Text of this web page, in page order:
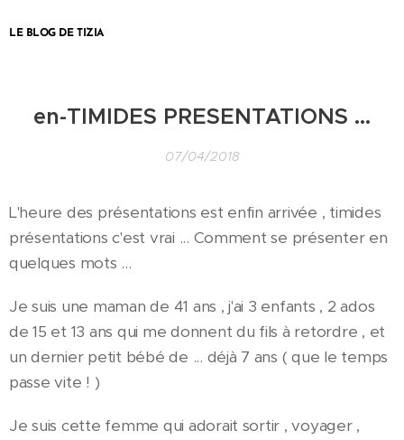
LE BLOG DE TIZIA
en-TIMIDES PRESENTATIONS ...
07/04/2018
L'heure des présentations est enfin arrivée , timides
présentations c'est vrai ... Comment se présenter en
quelques mots ...
Je suis une maman de 41 ans , j'ai 3 enfants , 2 ados
de 15 et 13 ans qui me donnent du fils à retordre , et
un dernier petit bébé de ... déjà 7 ans ( que le temps
passe vite ! )
Je suis cette femme qui adorait sortir , voyager ,